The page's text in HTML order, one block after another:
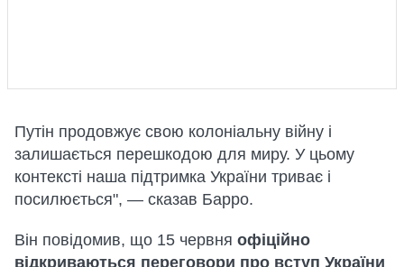
Путін продовжує свою колоніальну війну і
залишається перешкодою для миру. У цьому
контексті наша підтримка України триває і
посилюється", — сказав Барро.
Він повідомив, що 15 червня офіційно
відкриваються переговори про вступ України